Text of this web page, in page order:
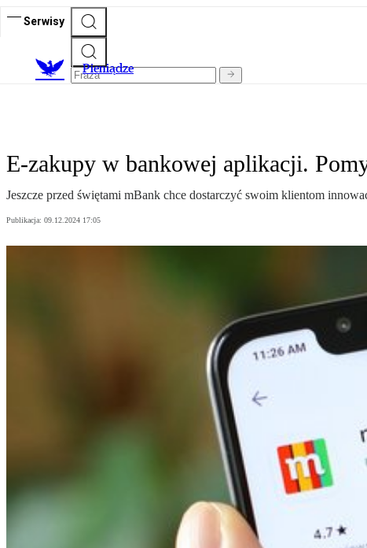
Serwisy
Pieniądze
E-zakupy w bankowej aplikacji.
Jeszcze przed świętami mBank chce dostarczyć swoim klientom
Publikacja: 09.12.2024 17:05